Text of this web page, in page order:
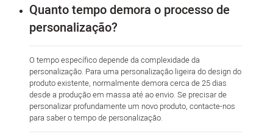
Quanto tempo demora o processo de
personalização?
O tempo específico depende da complexidade da
personalização. Para uma personalização ligeira do design do
produto existente, normalmente demora cerca de 25 dias
desde a produção em massa até ao envio. Se precisar de
personalizar profundamente um novo produto, contacte-nos
para saber o tempo de personalização.